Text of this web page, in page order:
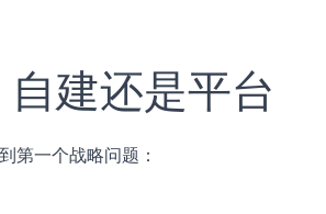
建还是平台
第一个战略问题：